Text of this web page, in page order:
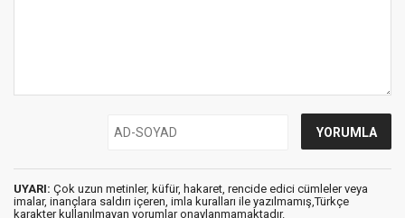
UYARI: Çok uzun metinler, küfür, hakaret, rencide edici cümleler veya
imalar, inançlara saldırı içeren, imla kuralları ile yazılmamış,Türkçe
karakter kullanılmayan yorumlar onaylanmamaktadır.